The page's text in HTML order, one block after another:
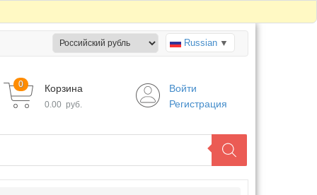
Russian ▼
Корзина
0
0.00 руб.
Войти
Регистрация